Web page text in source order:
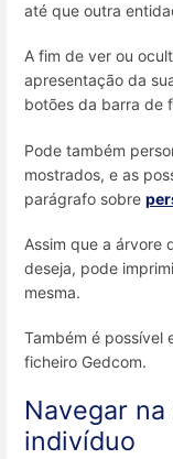
até que outra
A fim de ver ou
apresentação da
botões da barra de
Pode também
mostrados, e as
parágrafo sobre
Assim que a árvore
deseja, pode
mesma.
Também é possível
ficheiro Gedcom.
Navegar
indivíduo